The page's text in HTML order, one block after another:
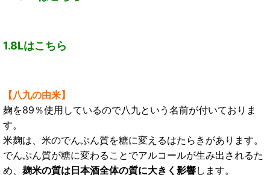
1.8Lはこちら
【八九の由来】
麹を89％使用しているので八九という名前が付いておりま
す。
米麹は、米のでんぷん質を糖に変えるはたらきがあります。
でんぷん質が糖に変わることでアルコールが生み出されるた
め、 麹米の質は日本酒全体の質に大きく影響します。